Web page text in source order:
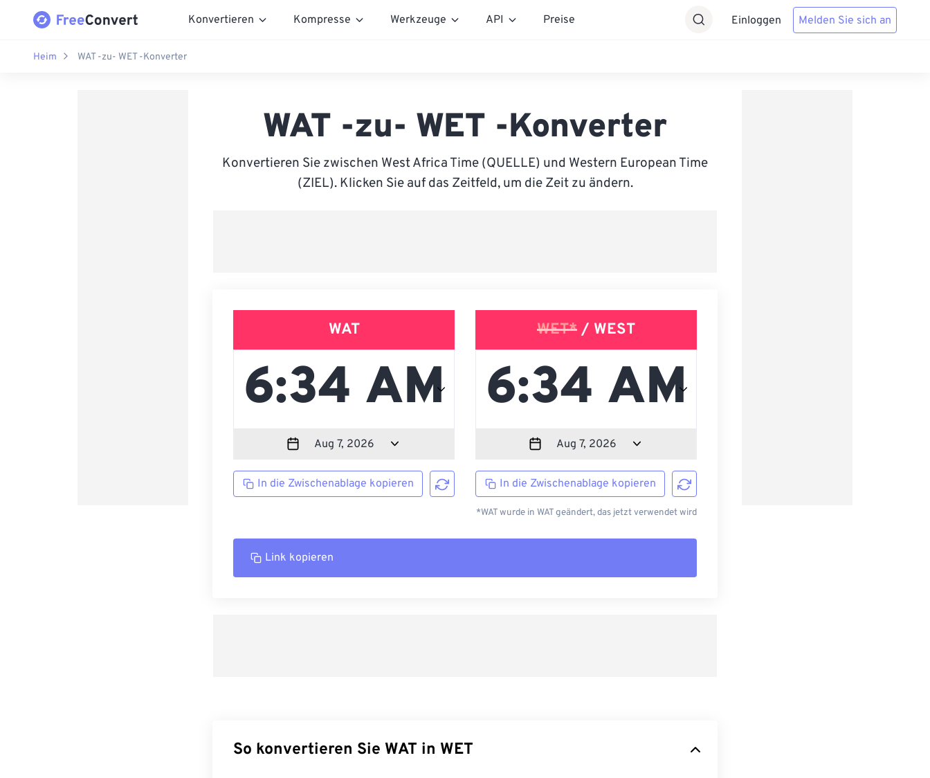
Konvertieren Kompresse Werkzeuge API Preise Einloggen Melden Sie sich an
Heim WAT -zu- WET -Konverter
WAT -zu- WET -Konverter
Konvertieren Sie zwischen West Africa Time (QUELLE) und Western European Time
(ZIEL). Klicken Sie auf das Zeitfeld, um die Zeit zu ändern.
WAT
In die Zwischenablage kopieren
WET* / WEST
In die Zwischenablage kopieren
*WAT wurde in WAT geändert, das jetzt verwendet wird
Link kopieren
So konvertieren Sie WAT in WET